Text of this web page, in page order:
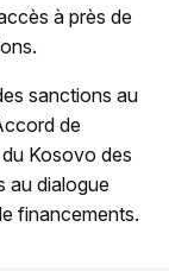
à près de
sanctions au
de
Kosovo des
au dialogue
financements.